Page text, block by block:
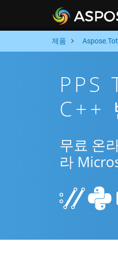
제품
PPS
C++
무료 온
라